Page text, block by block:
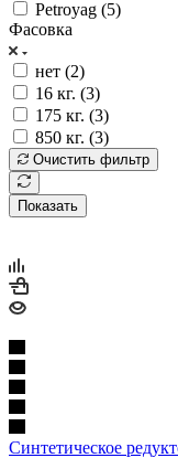
Petroyag (5)
Фасовка
нет (2)
16 кг. (3)
175 кг. (3)
850 кг. (3)
Очистить фильтр
Показать
Синтетическое